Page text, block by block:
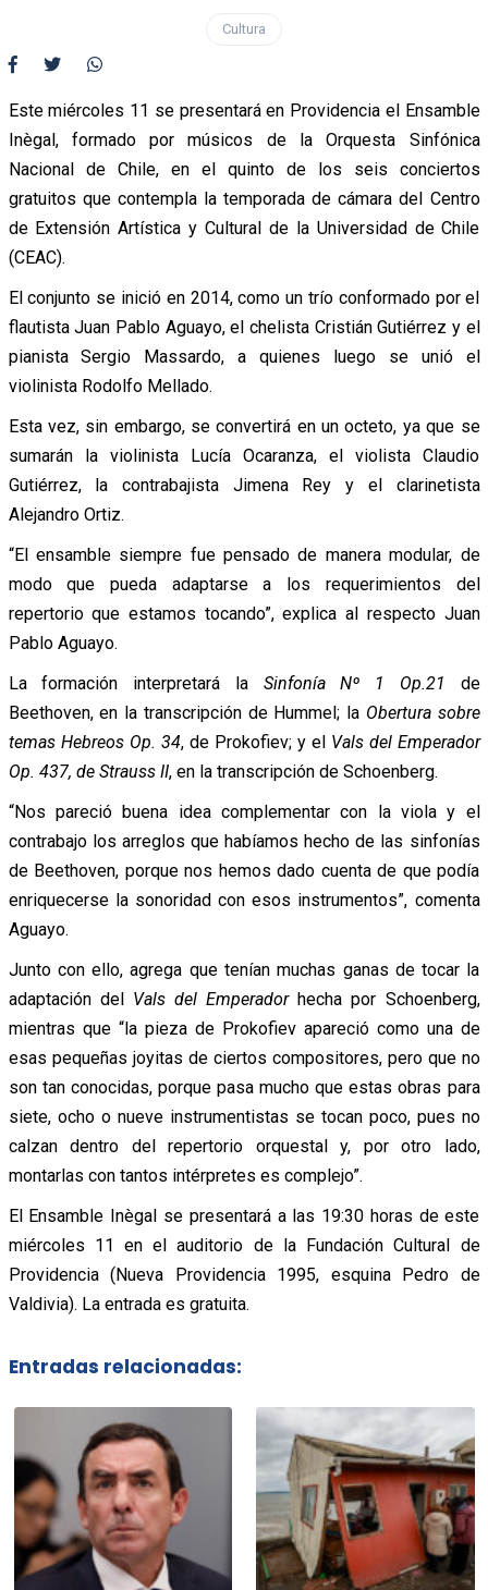
Cultura
Este miércoles 11 se presentará en Providencia el Ensamble
Inègal, formado por músicos de la Orquesta Sinfónica
Nacional de Chile, en el quinto de los seis conciertos
gratuitos que contempla la temporada de cámara del Centro
de Extensión Artística y Cultural de la Universidad de Chile
(CEAC).
El conjunto se inició en 2014, como un trío conformado por el
flautista Juan Pablo Aguayo, el chelista Cristián Gutiérrez y el
pianista Sergio Massardo, a quienes luego se unió el
violinista Rodolfo Mellado.
Esta vez, sin embargo, se convertirá en un octeto, ya que se
sumarán la violinista Lucía Ocaranza, el violista Claudio
Gutiérrez, la contrabajista Jimena Rey y el clarinetista
Alejandro Ortiz.
“El ensamble siempre fue pensado de manera modular, de
modo que pueda adaptarse a los requerimientos del
repertorio que estamos tocando”, explica al respecto Juan
Pablo Aguayo.
La formación interpretará la Sinfonía Nº 1 Op.21 de
Beethoven, en la transcripción de Hummel; la Obertura sobre
temas Hebreos Op. 34, de Prokofiev; y el Vals del Emperador
Op. 437, de Strauss II, en la transcripción de Schoenberg.
“Nos pareció buena idea complementar con la viola y el
contrabajo los arreglos que habíamos hecho de las sinfonías
de Beethoven, porque nos hemos dado cuenta de que podía
enriquecerse la sonoridad con esos instrumentos”, comenta
Aguayo.
Junto con ello, agrega que tenían muchas ganas de tocar la
adaptación del Vals del Emperadorhecha por Schoenberg,
mientras que “la pieza de Prokofiev apareció como una de
esas pequeñas joyitas de ciertos compositores, pero que no
son tan conocidas, porque pasa mucho que estas obras para
siete, ocho o nueve instrumentistas se tocan poco, pues no
calzan dentro del repertorio orquestal y, por otro lado,
montarlas con tantos intérpretes es complejo”.
El Ensamble Inègal se presentará a las 19:30 horas de este
miércoles 11 en el auditorio de la Fundación Cultural de
Providencia (Nueva Providencia 1995, esquina Pedro de
Valdivia). La entrada es gratuita.
Entradas relacionadas: